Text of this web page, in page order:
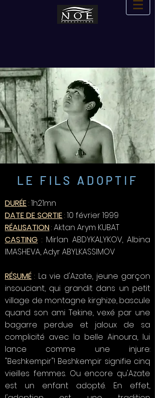
LE FILS ADOPTIF
DURÉE :1h21mn
DATE DE SORTIE :10 février 1999
RÉALISATION:Aktan Arym KUBAT
CASTING : Mirlan ABDYKALYKOV, Albina
IMASHEVA, Adyr ABYLKASSIMOV
RÉSUMÉ : La vie d'Azate, jeune garçon
insouciant, qui grandit dans un petit
village de montagne kirghize, bascule
quand son ami Tekine, vexé par une
bagarre perdue et jaloux de sa
complicité avec la belle Ainoura, lui
lance comme une injure:
"Beshkempir"! Beshkempir signifie cinq
vieilles femmes. Ou encore qu'Azate
est un enfant adopté. En effet,